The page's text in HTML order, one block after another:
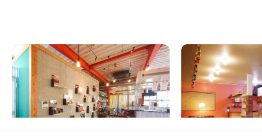
新横浜A邸
神奈川県 シェアハウス
【新幹線停車駅】駅徒歩4分、郵便局をフル
リノベーションした複合機能シェアハウス！
この家からの距離 8km
調布A邸
東京都 シェアハウス
【都心から30分】ア
をリノベーションし
この家からの距離 10km